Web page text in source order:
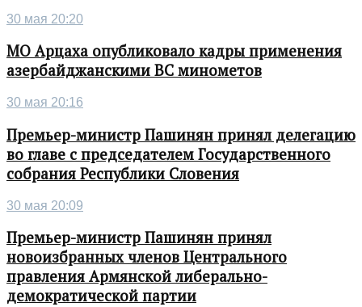
30 мая 20:20
МО Арцаха опубликовало кадры применения
азербайджанскими ВС минометов
30 мая 20:16
Премьер-министр Пашинян принял делегацию
во главе с председателем Государственного
собрания Республики Словения
30 мая 20:09
Премьер-министр Пашинян принял
новоизбранных членов Центрального
правления Армянской либерально-
демократической партии